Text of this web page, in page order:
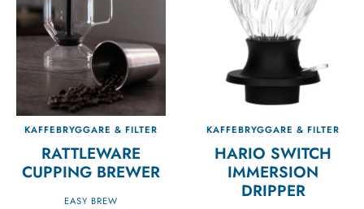
KAFFEBRYGGARE & FILTER
RATTLEWARE
CUPPING BREWER
EASY BREW
KAFFEBRYGGARE & FILTER
HARIO SWITCH
IMMERSION
DRIPPER